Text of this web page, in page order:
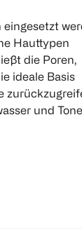
Hauttypen
die Poren,
ideale Basis
und